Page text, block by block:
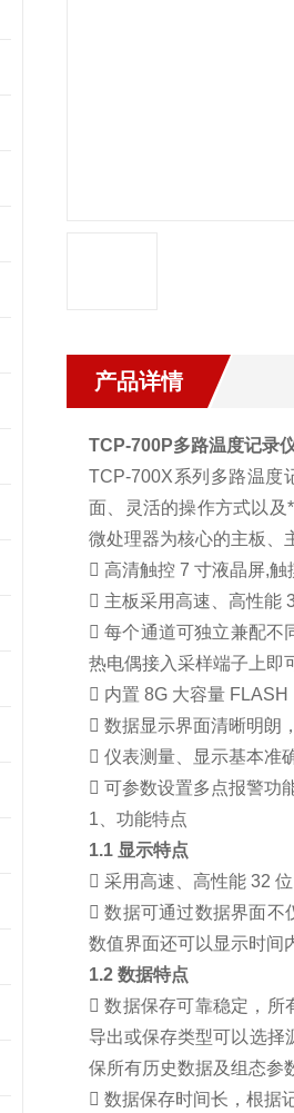
产品详情
TCP-700P多路温度记录
TCP-700X系列多路温度
面、灵活的操作方式以
微处理器为核心的主板、
 高清触控 7 寸液晶屏,触
 主板采用高速、高性能
每个通道可独立兼配不
热电偶接入采样端子上即
 内置 8G 大容量
 数据显示界面清晰明朗，
 仪表测量、显示基本准
 可参数设置多点报警功
1、功能特点
1.1 显示特点
 采用高速、高性能 32
数据可通过数据界面不
数值界面还可以显示时间
1.2 数据特点
数据保存可靠稳定，所
导出或保存类型可以选择
保所有历史数据及组态参
 数据保存时间长，根据